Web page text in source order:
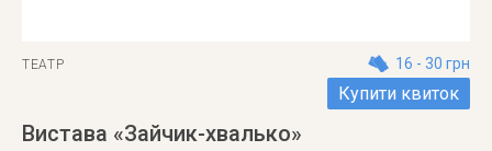
ТЕАТР 16 - 30 грн
Купити квиток
Вистава «Зайчик-хвалько»